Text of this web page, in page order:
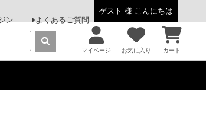
ゲスト 様 こんにちは
ン よくあるご質問
マイページ お気に入り カート